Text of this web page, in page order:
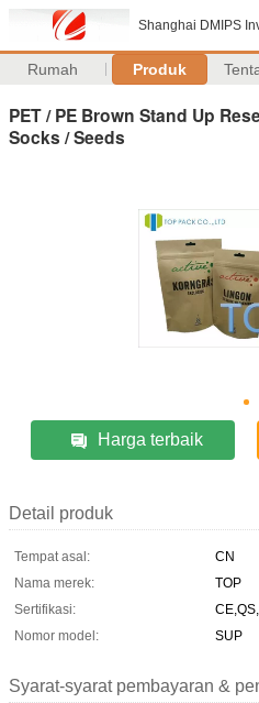
Shanghai DMIPS
Rumah Produk
PET / PE Brown Stand Up
Socks / Seeds
Harga terbaik
Detail produk
Tempat asal:
CN
Nama merek:
TOP
Sertifikasi:
Nomor model:
SUP
Syarat-syarat pembayaran &